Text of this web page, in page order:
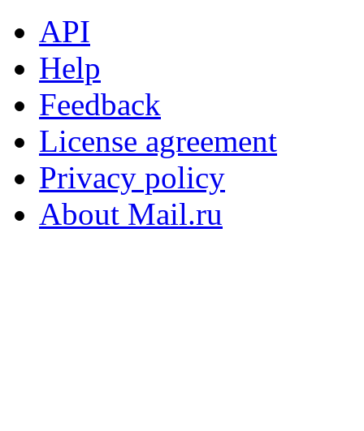
API
Help
Feedback
License agreement
Privacy policy
About Mail.ru